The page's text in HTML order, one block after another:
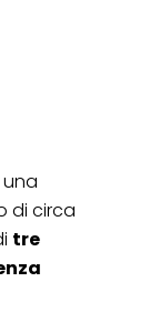
di circa
tre